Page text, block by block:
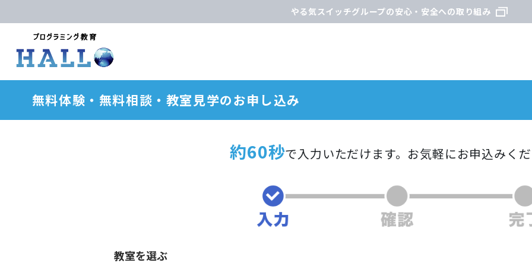
やる気スイッチグループの安心・安全への取り組み
無料体験・無料相談・教室見学のお申し込み
約60秒で入力いただけます。 お気軽にお申込みく
教室を選ぶ